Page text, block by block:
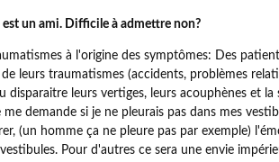
est un ami. Difficile à admettre non?
à l'origine des symptômes: Des
leurs traumatismes (accidents, problèmes
disparaitre leurs vertiges, leurs acouphènes et
demande si je ne pleurais pas dans mes
(un homme ça ne pleure pas par exemple)
Pour d'autres ce sera une envie